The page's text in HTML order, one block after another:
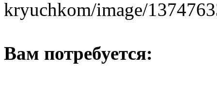
Вам потребуется: